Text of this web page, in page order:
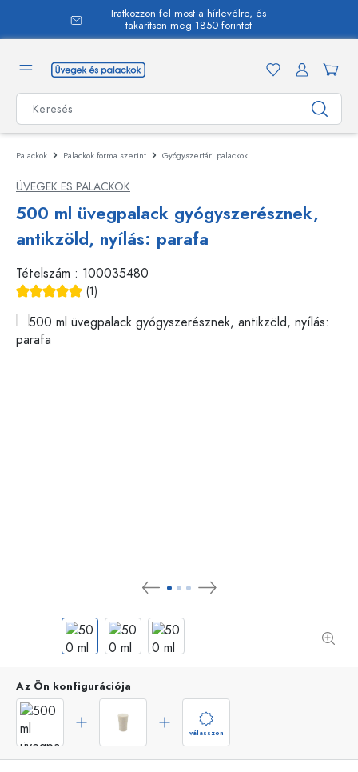
Iratkozzon fel most a hírlevélre, és
takarítson meg 1850 forintot
Palackok Palackok forma szerint Gyógyszertári palackok
ÜVEGEK ES PALACKOK
500 ml üvegpalack gyógyszerésznek,
antikzöld, nyílás: parafa
Tételszám : 100035480
(1)
Az Ön konfigurációja
válasszon